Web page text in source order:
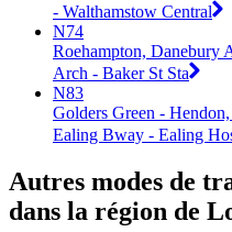
- Walthamstow Central
N74
Roehampton, Danebury
Arch - Baker St Sta
N83
Golders Green -
Ealing Bway - Ealing
Autres modes de
dans la région de